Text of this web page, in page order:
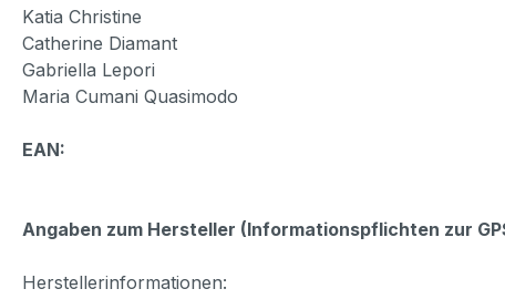
Katia Christine
Catherine Diamant
Gabriella Lepori
Maria Cumani Quasimodo
EAN:
Angaben zum Hersteller (Informationspflichten zur
Herstellerinformationen: